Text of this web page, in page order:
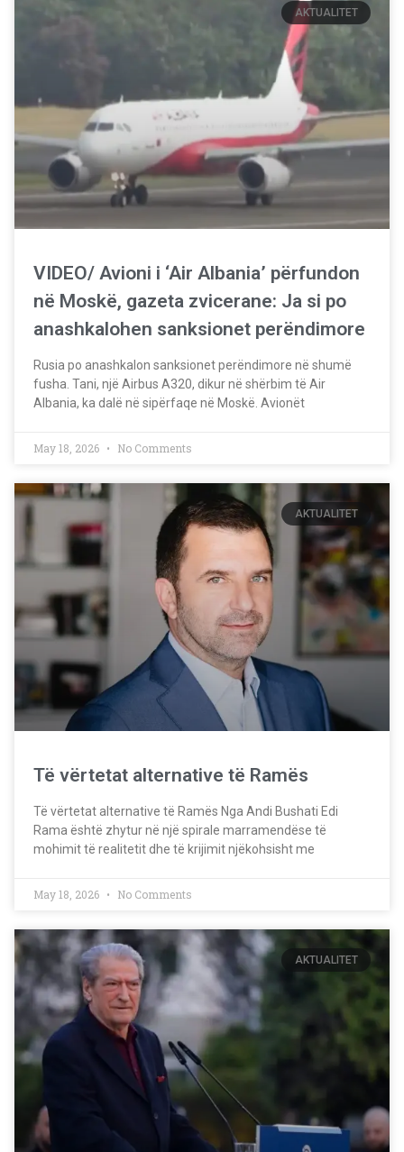
AKTUALITET
VIDEO/ Avioni i ‘Air Albania’ përfundon
në Moskë, gazeta zvicerane: Ja si po
anashkalohen sanksionet perëndimore
Rusia po anashkalon sanksionet perëndimore në shumë
fusha. Tani, një Airbus A320, dikur në shërbim të Air
Albania, ka dalë në sipërfaqe në Moskë. Avionët
May 18, 2026 No Comments
AKTUALITET
Të vërtetat alternative të Ramës
Të vërtetat alternative të Ramës Nga Andi Bushati Edi
Rama është zhytur në një spirale marramendëse të
mohimit të realitetit dhe të krijimit njëkohsisht me
May 18, 2026 No Comments
AKTUALITET